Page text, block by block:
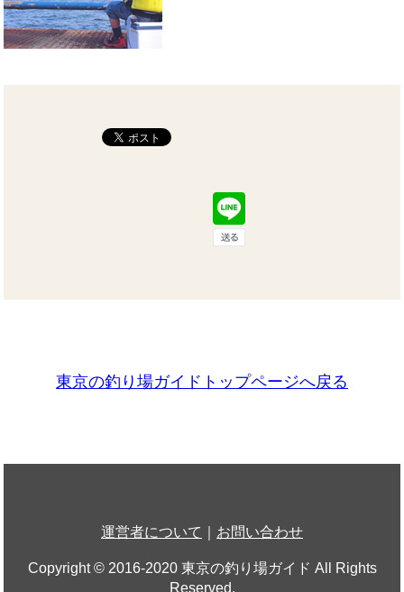
東京の釣り場ガイドトップページへ戻る
運営者について お問い合わせ
Copyright © 2016-2020 東京の釣り場ガイド All Rights
Reserved.